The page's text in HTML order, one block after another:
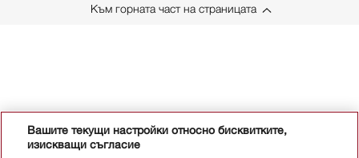
Към горната част на страницата
Вашите текущи настройки относно бисквитките,
изискващи съгласие